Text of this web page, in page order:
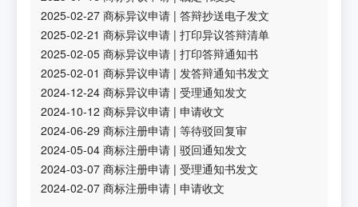
2025-02-27 商标异议申请 |答辩抄送电子发文
2025-02-21 商标异议申请 |打印异议答辩清单
2025-02-05 商标异议申请 |打印答辩通知书
2025-02-01 商标异议申请 | 发答辩通知书发文
2024-12-24 商标异议申请 |受理通知发文
2024-10-12 商标异议申请 |申请收文
2024-06-29 商标注册申请 |等待驳回复审
2024-05-04 商标注册申请 |驳回通知发文
2024-03-07 商标注册申请 |受理通知书发文
2024-02-07 商标注册申请 |申请收文